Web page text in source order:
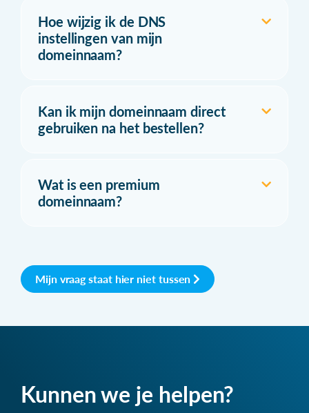
Hoe wijzig ik de DNS
instellingen van mijn
domeinnaam?
Kan ik mijn domeinnaam direct
gebruiken na het bestellen?
Wat is een premium
domeinnaam?
Mijn vraag staat hier niet tussen
Kunnen we je helpen?